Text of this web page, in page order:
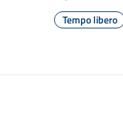
Tempo libero